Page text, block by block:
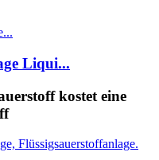
Liqui...
kostet eine